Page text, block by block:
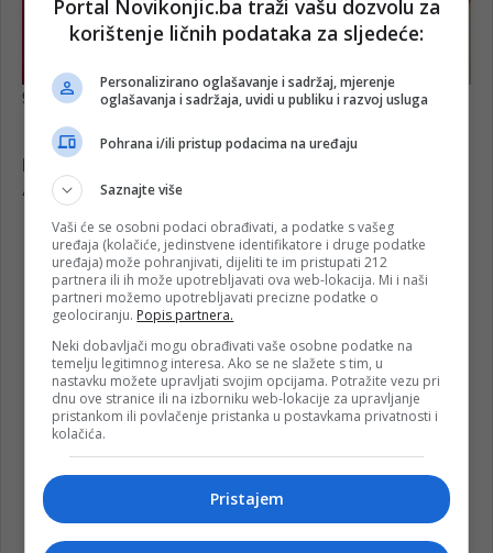
Adnan Velagić
Kurban-bajram
Portal Novikonjic.ba traži vašu dozvolu za
korištenje ličnih podataka za sljedeće:
Personalizirano oglašavanje i sadržaj, mjerenje
oglašavanja i sadržaja, uvidi u publiku i razvoj usluga
Pohrana i/ili pristup podacima na uređaju
Saznajte više
Vaši će se osobni podaci obrađivati, a podatke s vašeg
uređaja (kolačiće, jedinstvene identifikatore i druge podatke
uređaja) može pohranjivati, dijeliti te im pristupati 212
partnera ili ih može upotrebljavati ova web-lokacija. Mi i naši
partneri možemo upotrebljavati precizne podatke o
geolociranju. Popis partnera.
Neki dobavljači mogu obrađivati vaše osobne podatke na
temelju legitimnog interesa. Ako se ne slažete s tim, u
nastavku možete upravljati svojim opcijama. Potražite vezu pri
dnu ove stranice ili na izborniku web-lokacije za upravljanje
pristankom ili povlačenje pristanka u postavkama privatnosti i
kolačića.
Pristajem